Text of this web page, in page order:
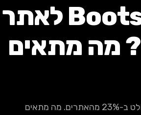
Tailwind CSS או Bootstrap לאתר
מותאם אישית ב-2026? מה מתאים
Tailwind CSS צובר פופולריות מטורפת, אבל Bootstrap עדיין שולט ב-23% מהאתרים. מה מתאים